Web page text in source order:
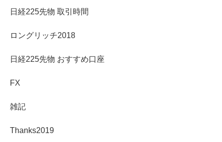
日経225先物 取引時間
ロングリッチ2018
日経225先物 おすすめ口座
FX
雑記
Thanks2019